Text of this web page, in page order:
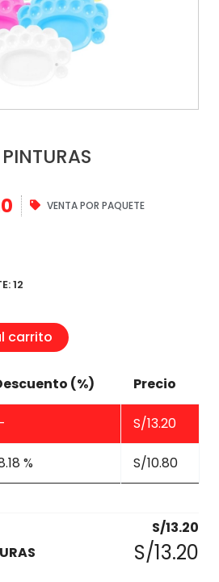
VENTA POR PAQUETE
12
carrito
(%) Precio
S/13.20
% S/10.80
S/13.20
S/13.20